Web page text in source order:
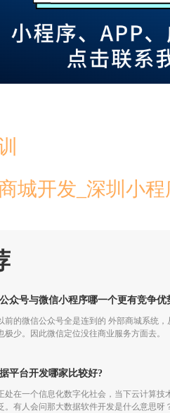
城开发_深圳小
众号与微信小程序哪一个更有竞争优
前的微信公众号全是连到的 外部商城系统
极少。因此微信定位没往商业服务方面去。
平台开发哪家比较好?
处在一个信息化数字化社会，当下云计算
。有人会问那大数据软件开发是什么意思呀